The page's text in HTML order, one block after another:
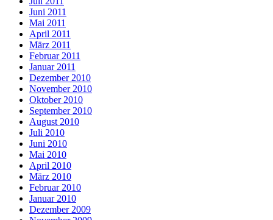
Juni 2011
Mai 2011
April 2011
März 2011
Februar 2011
Januar 2011
Dezember 2010
November 2010
Oktober 2010
September 2010
August 2010
Juli 2010
Juni 2010
Mai 2010
April 2010
März 2010
Februar 2010
Januar 2010
Dezember 2009